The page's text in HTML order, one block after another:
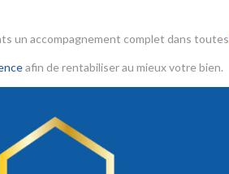
un accompagnement complet dans toutes
afin de rentabiliser au mieux votre bien.